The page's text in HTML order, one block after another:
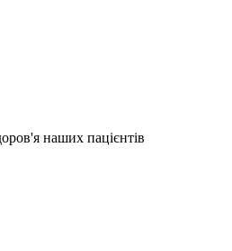
наших пацієнтів